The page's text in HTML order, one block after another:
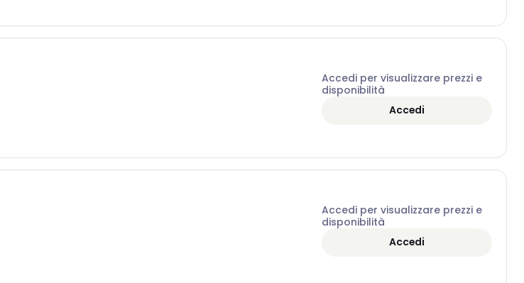
Accedi per visualizzare prezzi e
disponibilità
Accedi
Accedi per visualizzare prezzi e
disponibilità
Accedi